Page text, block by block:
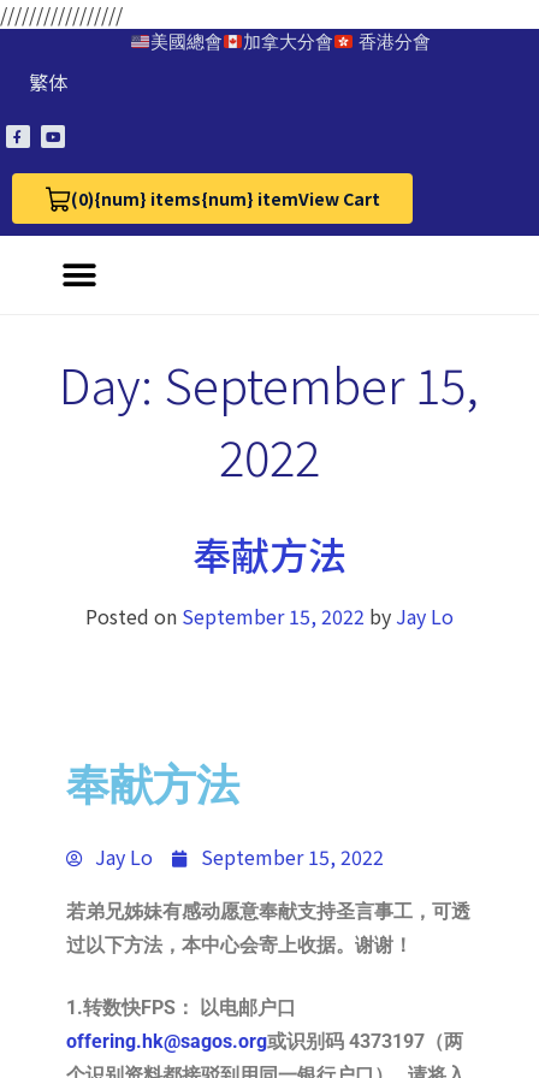
/////////////////
美國總會 加拿大分會 香港分會
繁体
(0)
View Cart 0{num} items{num} itemView Cart
Day: September 15,
2022
奉献方法
Posted on September 15, 2022 by Jay Lo
奉献方法
Jay Lo September 15, 2022
若弟兄姊妹有感动愿意奉献支持圣言事工，可透
过以下方法，本中心会寄上收据。谢谢！
1.转数快FPS： 以电邮户口
offering.hk@sagos.org或识别码 4373197（两